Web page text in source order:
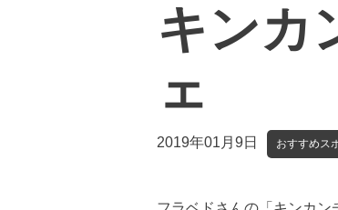
キンカ
ェ
2019年01月9日 おすすめス